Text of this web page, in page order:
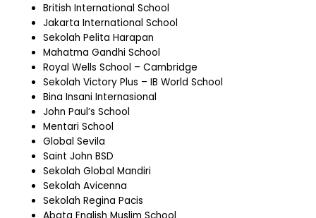
British International School
Jakarta International School
Sekolah Pelita Harapan
Mahatma Gandhi School
Royal Wells School – Cambridge
Sekolah Victory Plus – IB World School
Bina Insani Internasional
John Paul’s School
Mentari School
Global Sevila
Saint John BSD
Sekolah Global Mandiri
Sekolah Avicenna
Sekolah Regina Pacis